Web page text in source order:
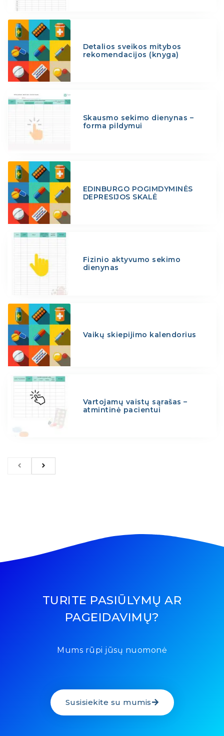
Detalios sveikos mitybos
rekomendacijos (knyga)
Skausmo sekimo dienynas –
forma pildymui
EDINBURGO POGIMDYMINĖS
DEPRESIJOS SKALĖ
Fizinio aktyvumo sekimo
dienynas
Vaikų skiepijimo kalendorius
Vartojamų vaistų sąrašas –
atmintinė pacientui
TURITE PASIŪLYMŲ AR
PAGEIDAVIMŲ?
Mums rūpi jūsų nuomonė
Susisiekite su mumis